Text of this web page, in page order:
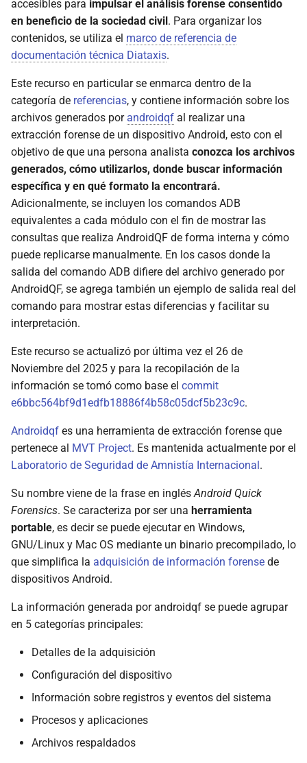
d
o
b
ú
q
u
e
d
AndroidQF?
selinux.txt
settings_global.txt
settings_system.txt
env.txt
mounts.json
Registros y eventos del sistema
logcat.txt y logcat_old.txt
dumpsys.txt
bugreport.zip
Procesos y aplicaciones
packages.json
services.txt
root_binaries.json
Información de archivos en el
backup.ab
files.json
Comentarios
Licencia de uso
Código de conducta
Limitación de
responsabilidades
accesibles para impulsar el análisis forense consentido
en beneficio de la sociedad civil. Para organizar los
contenidos, se utiliza el marco de referencia de
documentación técnica Diataxis.
Este recurso en particular se enmarca dentro de la
categoría de referencias, y contiene información sobre los
archivos generados por androidqf al realizar una
extracción forense de un dispositivo Android, esto con el
objetivo de que una persona analista conozca los archivos
generados, cómo utilizarlos, donde buscar información
específica y en qué formato la encontrará.
Adicionalmente, se incluyen los comandos ADB
equivalentes a cada módulo con el fin de mostrar las
consultas que realiza AndroidQF de forma interna y cómo
puede replicarse manualmente. En los casos donde la
salida del comando ADB difiere del archivo generado por
AndroidQF, se agrega también un ejemplo de salida real del
comando para mostrar estas diferencias y facilitar su
interpretación.
Este recurso se actualizó por última vez el 26 de
Noviembre del 2025 y para la recopilación de la
información se tomó como base el commit
e6bbc564bf9d1edfb18886f4b58c05dcf5b23c9c.
Androidqf es una herramienta de extracción forense que
pertenece al MVT Project. Es mantenida actualmente por el
Laboratorio de Seguridad de Amnistía Internacional.
Su nombre viene de la frase en inglésAndroid Quick
Forensics. Se caracteriza por ser una herramienta
portable, es decir se puede ejecutar en Windows,
GNU/Linux y Mac OS mediante un binario precompilado, lo
que simplifica la adquisición de información forense de
dispositivos Android.
La información generada por androidqf se puede agrupar
en 5 categorías principales:
Detalles de la adquisición
Configuración del dispositivo
Información sobre registros y eventos del sistema
Procesos y aplicaciones
Archivos respaldados